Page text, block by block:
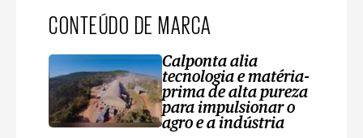
CONTEÚDO DE MARCA
Calponta alia
tecnologia e matéria-
prima de alta pureza
para impulsionar o
agro e a indústria